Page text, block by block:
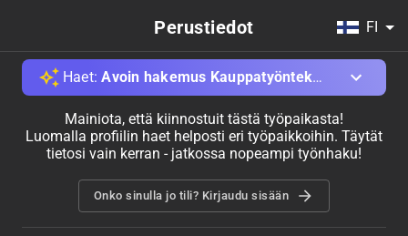
FI
Perustiedot
Haet:Avoin hakemus Kauppatyöntekijä, Hämeenlinna
Mainiota, että kiinnostuit tästä työpaikasta!
Luomalla profiilin haet helposti eri työpaikkoihin. Täytät
tietosi vain kerran - jatkossa nopeampi työnhaku!
Onko sinulla jo tili? Kirjaudu sisään